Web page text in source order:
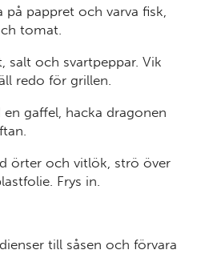
pappret och varva fisk,
tomat.
salt och svartpeppar. Vik
redo för grillen.
gaffel, hacka dragonen
örter och vitlök, strö över
Frys in.
till såsen och förvara